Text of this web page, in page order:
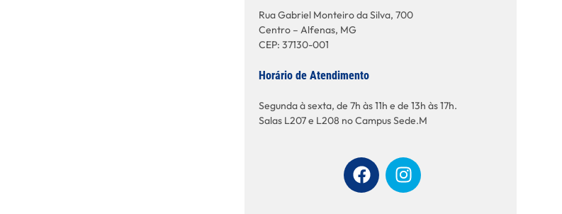
Rua Gabriel Monteiro da Silva, 700
Centro – Alfenas, MG
CEP: 37130-001
Horário de Atendimento
Segunda à sexta, de 7h às 11h e de 13h às 17h.
Salas L207 e L208 no Campus Sede.M